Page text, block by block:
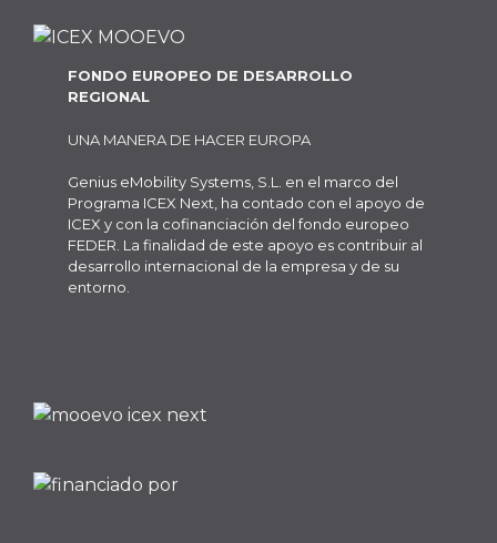
FONDO EUROPEO DE DESARROLLO
REGIONAL
UNA MANERA DE HACER EUROPA
Genius eMobility Systems, S.L. en el marco del
Programa ICEX Next, ha contado con el apoyo de
ICEX y con la cofinanciación del fondo europeo
FEDER. La finalidad de este apoyo es contribuir al
desarrollo internacional de la empresa y de su
entorno.